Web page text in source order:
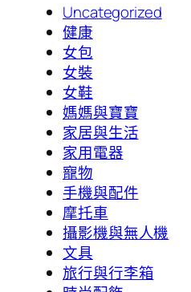
Uncategorized
健康
女包
女裝
女鞋
媽媽與寶寶
家居與生活
家用電器
寵物
手機與配件
摩托車
攝影機與無人機
文具
旅行與行李箱